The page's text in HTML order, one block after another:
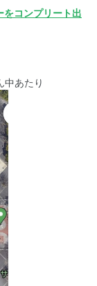
をコンプリート出
あたり